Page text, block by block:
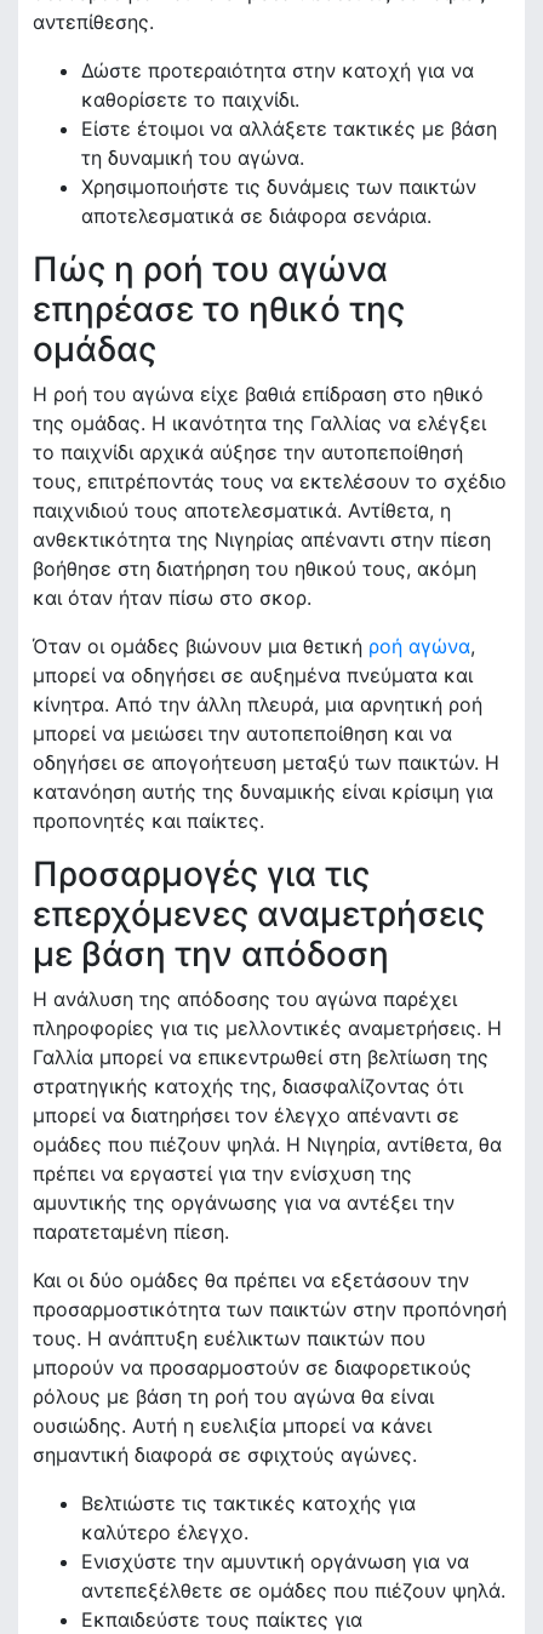
αντεπίθεσης.
Δώστε προτεραιότητα στην κατοχή για να
καθορίσετε το παιχνίδι.
Είστε έτοιμοι να αλλάξετε τακτικές με βάση
τη δυναμική του αγώνα.
Χρησιμοποιήστε τις δυνάμεις των παικτών
αποτελεσματικά σε διάφορα σενάρια.
Πώς η ροή του αγώνα
επηρέασε το ηθικό της
ομάδας
Η ροή του αγώνα είχε βαθιά επίδραση στο ηθικό
της ομάδας. Η ικανότητα της Γαλλίας να ελέγξει
το παιχνίδι αρχικά αύξησε την αυτοπεποίθησή
τους, επιτρέποντάς τους να εκτελέσουν το σχέδιο
παιχνιδιού τους αποτελεσματικά. Αντίθετα, η
ανθεκτικότητα της Νιγηρίας απέναντι στην πίεση
βοήθησε στη διατήρηση του ηθικού τους, ακόμη
και όταν ήταν πίσω στο σκορ.
Όταν οι ομάδες βιώνουν μια θετική ροή αγώνα,
μπορεί να οδηγήσει σε αυξημένα πνεύματα και
κίνητρα. Από την άλλη πλευρά, μια αρνητική ροή
μπορεί να μειώσει την αυτοπεποίθηση και να
οδηγήσει σε απογοήτευση μεταξύ των παικτών. Η
κατανόηση αυτής της δυναμικής είναι κρίσιμη για
προπονητές και παίκτες.
Προσαρμογές για τις
επερχόμενες αναμετρήσεις
με βάση την απόδοση
Η ανάλυση της απόδοσης του αγώνα παρέχει
πληροφορίες για τις μελλοντικές αναμετρήσεις. Η
Γαλλία μπορεί να επικεντρωθεί στη βελτίωση της
στρατηγικής κατοχής της, διασφαλίζοντας ότι
μπορεί να διατηρήσει τον έλεγχο απέναντι σε
ομάδες που πιέζουν ψηλά. Η Νιγηρία, αντίθετα, θα
πρέπει να εργαστεί για την ενίσχυση της
αμυντικής της οργάνωσης για να αντέξει την
παρατεταμένη πίεση.
Και οι δύο ομάδες θα πρέπει να εξετάσουν την
προσαρμοστικότητα των παικτών στην προπόνησή
τους. Η ανάπτυξη ευέλικτων παικτών που
μπορούν να προσαρμοστούν σε διαφορετικούς
ρόλους με βάση τη ροή του αγώνα θα είναι
ουσιώδης. Αυτή η ευελιξία μπορεί να κάνει
σημαντική διαφορά σε σφιχτούς αγώνες.
Βελτιώστε τις τακτικές κατοχής για
καλύτερο έλεγχο.
Ενισχύστε την αμυντική οργάνωση για να
αντεπεξέλθετε σε ομάδες που πιέζουν ψηλά.
Εκπαιδεύστε τους παίκτες για